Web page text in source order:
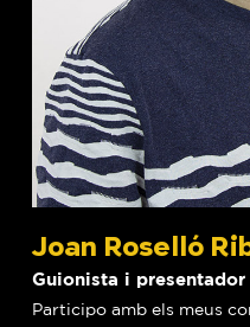
Joan Roselló
Guionista i presentador
Participo amb els meus